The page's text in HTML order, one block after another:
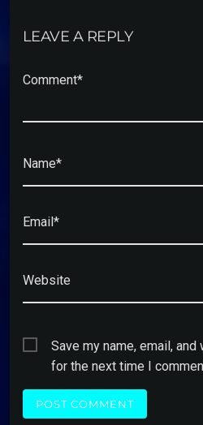
LEAVE A REPLY
Comment*
Name*
Email*
Website
Save my name, email,
for the next time I